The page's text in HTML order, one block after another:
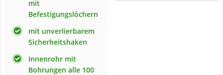
mit
Befestigungslöchern
mit unverlierbarem
Sicherheitshaken
Innenrohr mit
Bohrungen alle 100